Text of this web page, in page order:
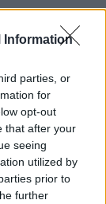
Information
parties, or
for
opt-out
that after your
seeing
utilized by
prior to
further